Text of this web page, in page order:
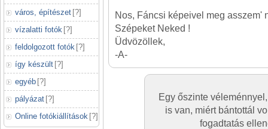
város, építészet [?]
vízalatti fotók [?]
feldolgozott fotók [?]
így készült [?]
egyéb [?]
pályázat [?]
Online fotókiállítások [?]
Nos, Fáncsi képeivel meg asszem'
Szépeket Neked !
Üdvözöllek,
-A-
Egy őszinte
is van, miért bántottál
fogadtatás